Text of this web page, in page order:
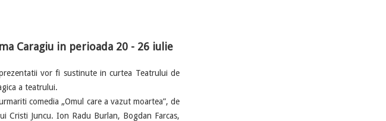
Caragiu in perioada 20 - 26 iulie
vor fi sustinute in curtea Teatrului de
a teatrului.
comedia „Omul care a vazut moartea”, de
Cristi Juncu. Ion Radu Burlan, Bogdan Farcas,